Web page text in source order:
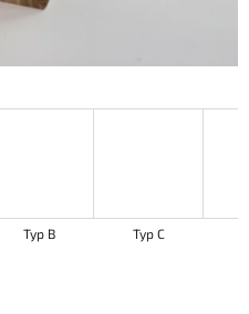
Typ B Typ C